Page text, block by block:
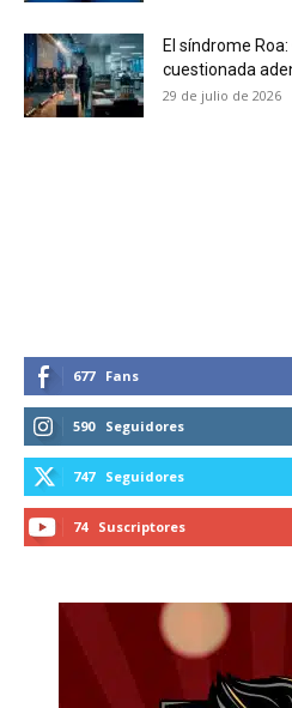
No te pierdas
últimas
tobacco harm
El síndrome
cuestionada
29 de julio de 2026
677 Fans
590 Seguidores
747 Seguidores
74 Suscriptores